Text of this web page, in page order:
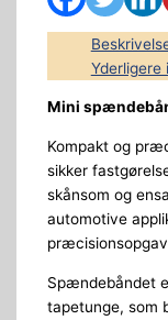
Yderligere
Mini
Kompakt og
sikker
skånsom og
automotive
Spændebåndet
tapetunge, som